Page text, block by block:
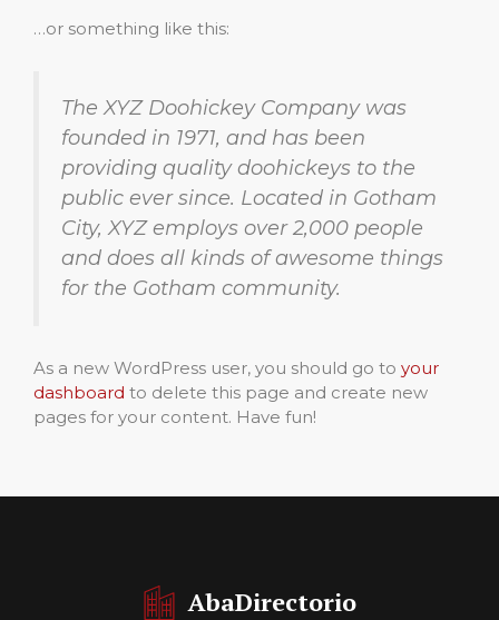
…or something like this:
The XYZ Doohickey Company was
founded in 1971, and has been
providing quality doohickeys to the
public ever since. Located in Gotham
City, XYZ employs over 2,000 people
and does all kinds of awesome things
for the Gotham community.
As a new WordPress user, you should go to your
dashboard to delete this page and create new
pages for your content. Have fun!
AbaDirectorio